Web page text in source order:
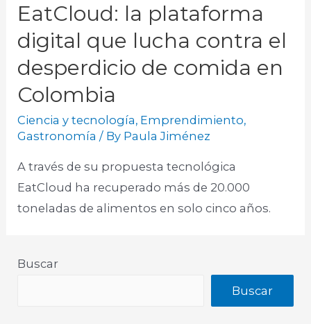
EatCloud: la plataforma
digital que lucha contra el
desperdicio de comida en
Colombia
Ciencia y tecnología, Emprendimiento,
Gastronomía / By Paula Jiménez
A través de su propuesta tecnológica
EatCloud ha recuperado más de 20.000
toneladas de alimentos en solo cinco años.​
Buscar
Buscar